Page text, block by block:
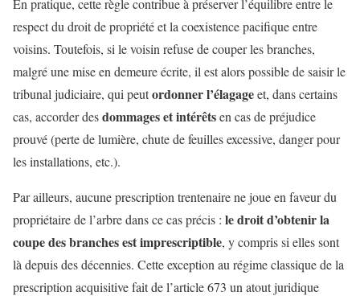
respect du droit de propriété et la coexistence pacifique entre
voisins. Toutefois, si le voisin refuse de couper les branches,
malgré une mise en demeure écrite, il est alors possible de saisir le
tribunal judiciaire, qui peutordonner l’élagageet, dans certains
cas, accorder desdommages et intérêtsen cas de préjudice
prouvé (perte de lumière, chute de feuilles excessive, danger pour
les installations, etc.).
Par ailleurs, aucune prescription trentenaire ne joue en faveur du
propriétaire de l’arbre dans ce cas précis : le droit d’obtenir la
coupe des branches est imprescriptible, y compris si elles sont
là depuis des décennies. Cette exception au régime classique de la
prescription acquisitive fait de l’article 673 un atout juridique